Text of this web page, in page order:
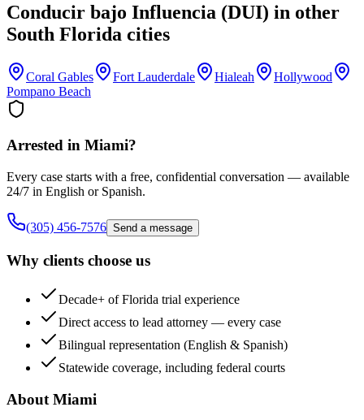
Conducir bajo Influencia (DUI) in other
South Florida cities
Coral Gables Fort Lauderdale Hialeah
Hollywood
Pompano Beach
Arrested in Miami?
Every case starts with a free, confidential conversation — available
24/7 in English or Spanish.
(305) 456-7576 Send a message
Why clients choose us
Decade+ of Florida trial experience
Direct access to lead attorney — every case
Bilingual representation (English & Spanish)
Statewide coverage, including federal courts
About Miami